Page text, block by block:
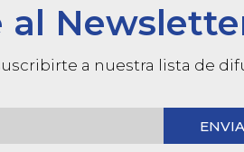
al
a nuestra lista de